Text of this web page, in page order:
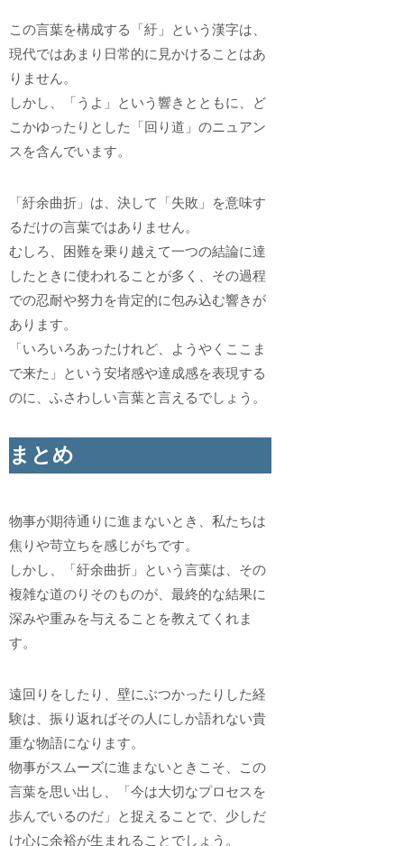
この言葉を構成する「紆」という漢字は、
現代ではあまり日常的に見かけることはあ
りません。
しかし、「うよ」という響きとともに、ど
こかゆったりとした「回り道」のニュアン
スを含んでいます。
「紆余曲折」は、決して「失敗」を意味す
るだけの言葉ではありません。
むしろ、困難を乗り越えて一つの結論に達
したときに使われることが多く、その過程
での忍耐や努力を肯定的に包み込む響きが
あります。
「いろいろあったけれど、ようやくここま
で来た」という安堵感や達成感を表現する
のに、ふさわしい言葉と言えるでしょう。
まとめ
物事が期待通りに進まないとき、私たちは
焦りや苛立ちを感じがちです。
しかし、「紆余曲折」という言葉は、その
複雑な道のりそのものが、最終的な結果に
深みや重みを与えることを教えてくれま
す。
遠回りをしたり、壁にぶつかったりした経
験は、振り返ればその人にしか語れない貴
重な物語になります。
物事がスムーズに進まないときこそ、この
言葉を思い出し、「今は大切なプロセスを
歩んでいるのだ」と捉えることで、少しだ
け心に余裕が生まれることでしょう。